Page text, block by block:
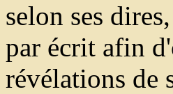
selon ses
par écrit afin
révélations de